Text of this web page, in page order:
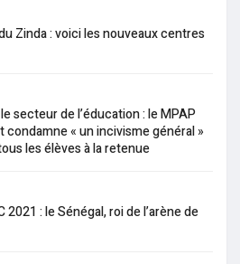
Zinda : voici les nouveaux centres
secteur de l’éducation : le MPAP
condamne « un incivisme général »
les élèves à la retenue
2021 : le Sénégal, roi de l’arène de